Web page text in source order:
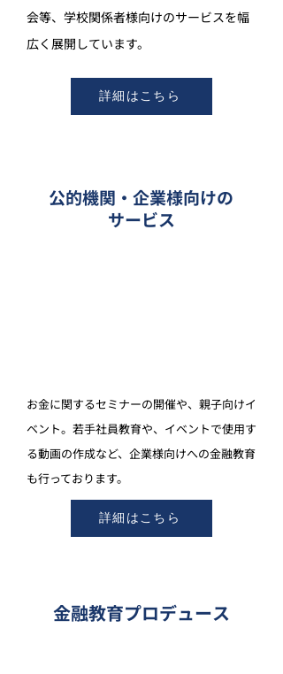
会等、学校関係者様向けのサービスを幅
広く展開しています。
詳細はこちら
公的機関・企業様向けの
サービス
お金に関するセミナーの開催や、親子向けイ
ベント。若手社員教育や、イベントで使用す
る動画の作成など、企業様向けへの金融教育
も行っております。
詳細はこちら
金融教育プロデュース